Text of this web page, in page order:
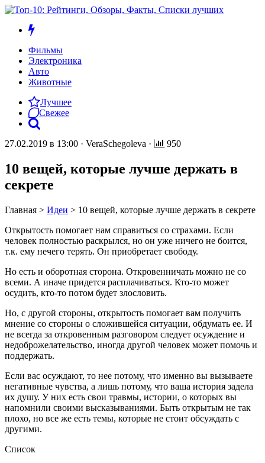
Фильмы
Электроника
Авто
Животные
Лучшее
Свежее
27.02.2019 в 13:00 · VeraSchegoleva · 950
10 вещей, которые лучше держать в
секрете
Главная > Идеи > 10 вещей, которые лучше держать в секрете
Открытость помогает нам справиться со страхами. Если
человек полностью раскрылся, но он уже ничего не боится,
т.к. ему нечего терять. Он приобретает свободу.
Но есть и оборотная сторона. Откровенничать можно не со
всеми. А иначе придется расплачиваться. Кто-то может
осудить, кто-то потом будет злословить.
Но, с другой стороны, открытость помогает вам получить
мнение со стороны о сложившейся ситуации, обдумать ее. И
не всегда за откровенным разговором следует осуждение и
недоброжелательство, иногда другой человек может помочь и
поддержать.
Если вас осуждают, то нее потому, что именно вы вызываете
негативные чувства, а лишь потому, что ваша история задела
их душу. У них есть свои травмы, истории, о которых вы
напомнили своими высказываниями. Быть открытым не так
плохо, но все же есть темы, которые не стоит обсуждать с
другими.
Список